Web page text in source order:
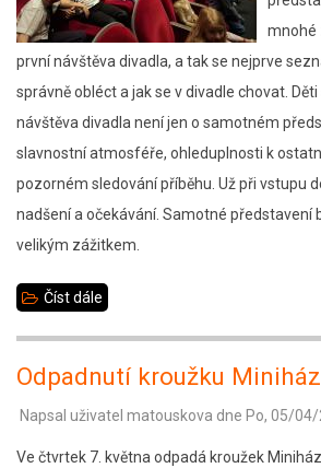
mnohé
první návštěva divadla, a tak se nejprve
správně obléct a jak se v divadle chovat.
návštěva divadla není jen o samotném
slavnostní atmosféře, ohleduplnosti k
pozorném sledování příběhu. Už při vstupu
nadšení a očekávání. Samotné představení
velikým zážitkem.
Číst dále
-
Pinocchio
1.
Odpadnutí kroužku
Napsal uživatel matouskova dne Po, 05/
Ve čtvrtek 7. května odpadá kroužek